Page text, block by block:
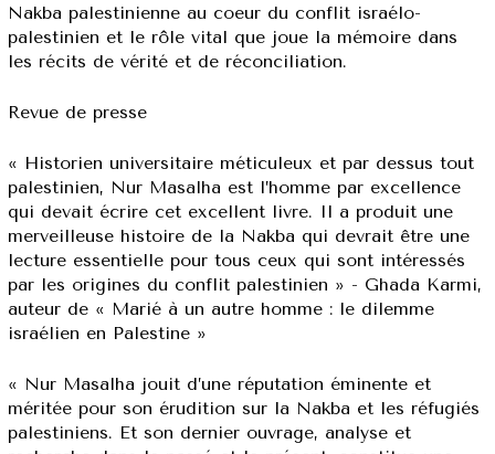
Nakba palestinienne au coeur du conflit israélo-
palestinien et le rôle vital que joue la mémoire dans
les récits de vérité et de réconciliation.
Revue de presse
« Historien universitaire méticuleux et par dessus tout
palestinien, Nur Masalha est l’homme par excellence
qui devait écrire cet excellent livre. Il a produit une
merveilleuse histoire de la Nakba qui devrait être une
lecture essentielle pour tous ceux qui sont intéressés
par les origines du conflit palestinien » - Ghada Karmi,
auteur de « Marié à un autre homme : le dilemme
israélien en Palestine »
« Nur Masalha jouit d’une réputation éminente et
méritée pour son érudition sur la Nakba et les réfugiés
palestiniens. Et son dernier ouvrage, analyse et